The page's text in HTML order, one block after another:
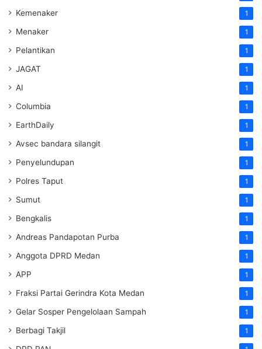
Kemenaker 1
Menaker 1
Pelantikan 1
JAGAT 1
AI 1
Columbia 1
EarthDaily 1
Avsec bandara silangit 1
Penyelundupan 1
Polres Taput 1
Sumut 1
Bengkalis 1
Andreas Pandapotan Purba 1
Anggota DPRD Medan 1
APP 1
Fraksi Partai Gerindra Kota Medan 1
Gelar Sosper Pengelolaan Sampah 1
Berbagi Takjil 1